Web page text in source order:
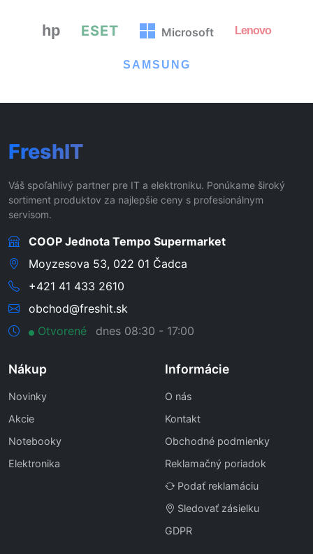
hp ESET Microsoft Lenovo
SAMSUNG
FreshIT
Váš spoľahlivý partner pre IT a elektroniku. Ponúkame široký
sortiment produktov za najlepšie ceny s profesionálnym
servisom.
COOP Jednota Tempo Supermarket
Moyzesova 53, 022 01 Čadca
+421 41 433 2610
obchod@freshit.sk
Otvorené
dnes 08:30 - 17:00
Nákup
Novinky
Akcie
Notebooky
Elektronika
Informácie
O nás
Kontakt
Obchodné podmienky
Reklamačný poriadok
Podať reklamáciu
Sledovať zásielku
GDPR